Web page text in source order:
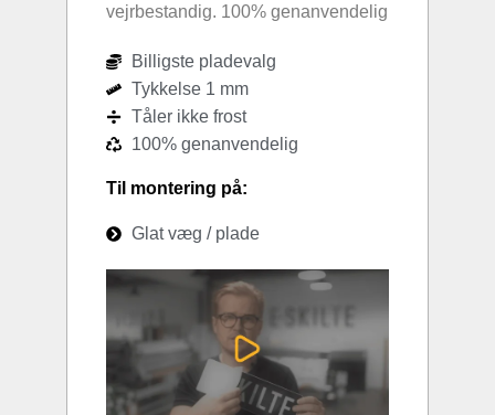
vejrbestandig. 100% genanvendelig
Billigste pladevalg
Tykkelse 1 mm
Tåler ikke frost
100% genanvendelig
Til montering på:
Glat væg / plade